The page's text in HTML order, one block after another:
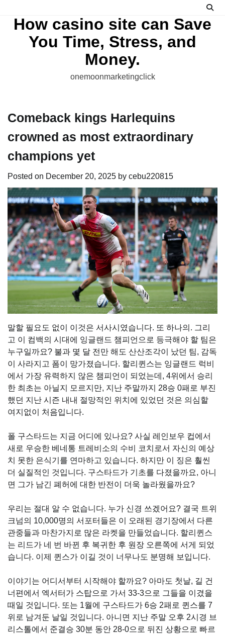
contentHow casino site can Save
You Time, Stress, and
Money.
onemoonmarketingclick
Comeback kings Harlequins
crowned as most extraordinary
champions yet
Posted on December 20, 2025 by cebu220815
말할 필요도 없이 이것은 서사시였습니다. 또 하나의. 그리
고 이 컴백의 시대에 잉글랜드 챔피언으로 등극해야 할 팀은
누구일까요? 불과 몇 달 전만 해도 산산조각이 났던 팀, 감독
이 사라지고 폼이 망가졌습니다. 할리퀸스는 잉글랜드 럭비
에서 가장 유력하지 않은 챔피언이 되었는데, 4위에서 승리
한 최초는 아닐지 모르지만, 지난 주말까지 28승 0패로 부진
했던 지난 시즌 내내 절망적인 위치에 있었던 것은 의심할
여지없이 처음입니다.
폴 구스타드는 지금 어디에 있나요? 사실 레인보우 컵에서
새로 우승한 베네통 트레비소의 수비 코치로서 자신의 예상
치 못한 은식기를 연마하고 있습니다. 하지만 이 징은 훨씬
더 실질적인 것입니다. 구스타드가 기초를 다졌을까요, 아니
면 그가 남긴 폐허에 대한 반전이 더욱 놀라웠을까요?
우리는 절대 알 수 없습니다. 누가 신경 쓰겠어요? 결국 트위
크넘의 10,000명의 서포터들은 이 오래된 경기장에서 다른
관중들과 마찬가지로 많은 라켓을 만들었습니다. 할리퀸스
는 리드가 네 번 바뀐 후 복귀한 후 원장 오른쪽에 서게 되었
습니다. 이제 퀸스가 이길 것이 너무나도 분명해 보입니다.
이야기는 어디서부터 시작해야 할까요? 아마도 첫날, 길 건
너편에서 엑서터가 스탑으로 가서 33-3으로 그들을 이겼을
때일 것입니다. 또는 1월에 구스타드가 6승 2패로 퀸스를 7
위로 남겨둔 날일 것입니다. 아니면 지난 주말 오후 2시경 브
리스톨에서 준결승 30분 동안 28-0으로 뒤진 상황으로 빠르